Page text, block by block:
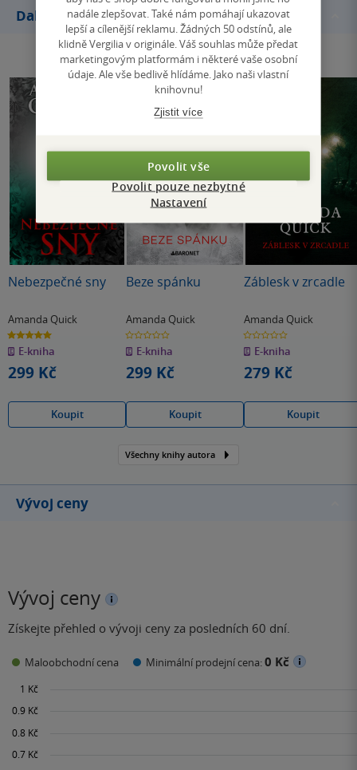
Další knihy autora
Nebezpečné sny
Amanda Quick
5.0
z
5
hvězdiček
E-kniha
299 Kč
Koupit
Beze spánku
Amanda Quick
0.0
z
5
hvězdiček
E-kniha
299 Kč
Koupit
Záblesk v zrcadle
Amanda Quick
0.0
z
5
hvězdiček
E-kniha
279 Kč
Koupit
Všechny knihy autora
Vývoj ceny
Vývoj ceny
Získejte přehled o vývoji ceny za posledních 60 dní.
Maloobchodní cena Minimální prodejní cena:0 Kč
nadále zlepšovat. Také nám pomáhají ukazovat
lepší a cílenější reklamu. Žádných 50 odstínů, ale
klidně Vergilia v originále. Váš souhlas může předat
marketingovým platformám i některé vaše osobní
údaje. Ale vše bedlivě hlídáme. Jako naši vlastní
knihovnu!
Zjistit více
Povolit vše
Povolit pouze nezbytné
Nastavení